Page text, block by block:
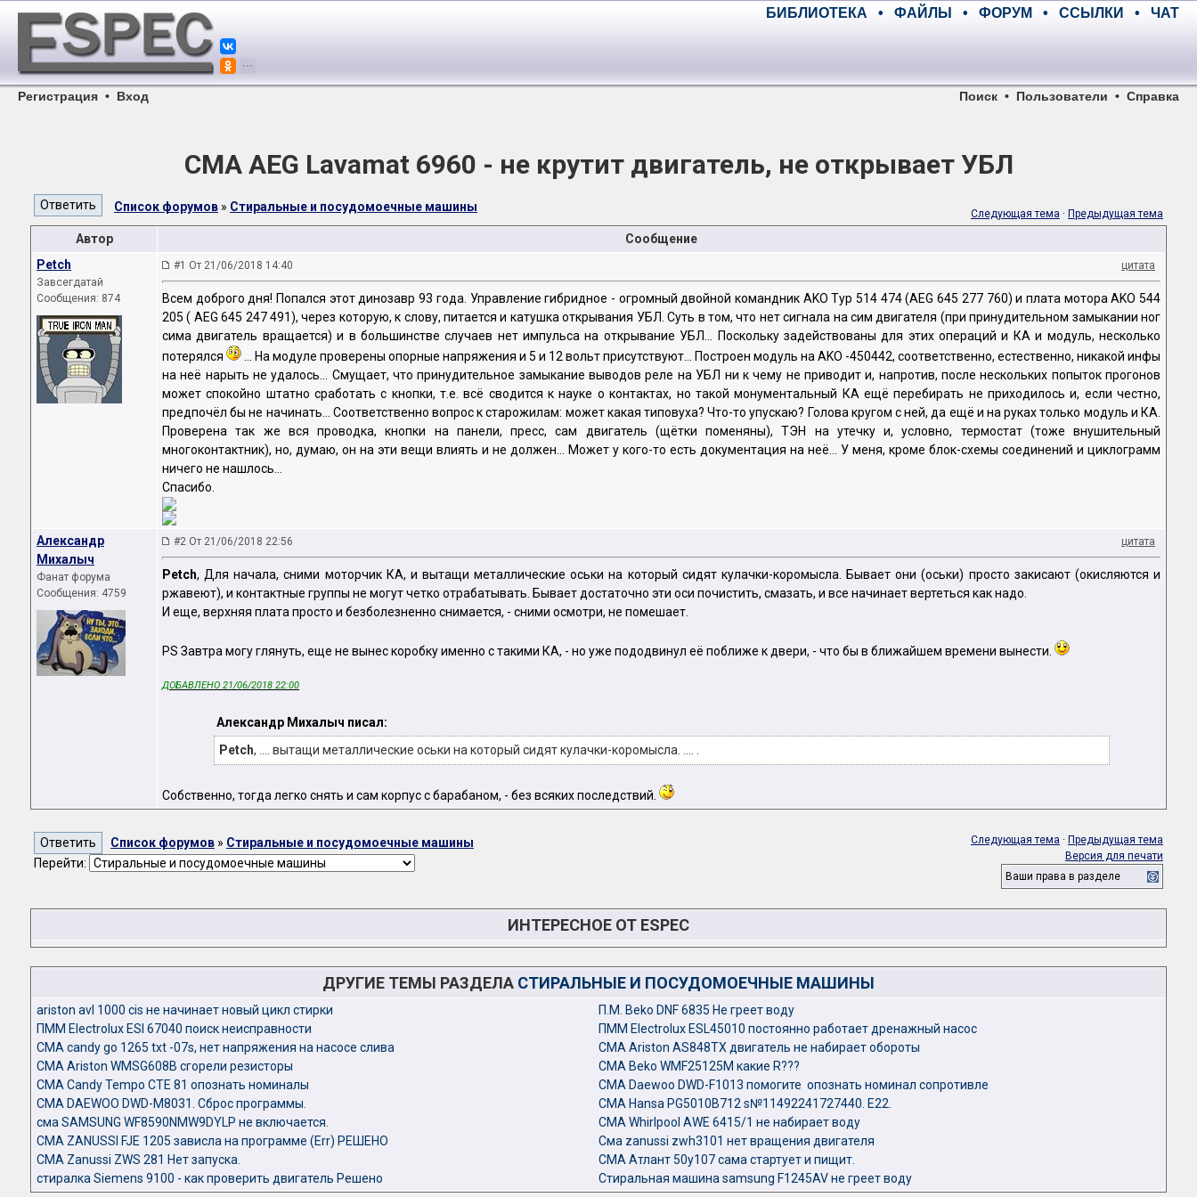
БИБЛИОТЕКА • ФАЙЛЫ • ФОРУМ • ССЫЛКИ • ЧАТ
Регистрация • Вход Поиск • Пользователи • Справка
СМА AEG Lavamat 6960 - не крутит двигатель, не открывает УБЛ
Список форумов » Стиральные и посудомоечные машины Следующая тема · Предыдущая тема
Автор
Сообщение
Petch
Завсегдатай
Сообщения: 874
#1 От 21/06/2018 14:40 цитата
Всем доброго дня! Попался этот динозавр 93 года. Управление гибридное - огромный двойной командник AKO Typ 514 474 (AEG 645 277 760) и плата мотора AKO 544
205 ( AEG 645 247 491), через которую, к слову, питается и катушка открывания УБЛ. Суть в том, что нет сигнала на сим двигателя (при принудительном замыкании ног
сима двигатель вращается) и в большинстве случаев нет импульса на открывание УБЛ... Поскольку задействованы для этих операций и КА и модуль, несколько
потерялся
... На модуле проверены опорные напряжения и 5 и 12 вольт присутствуют... Построен модуль на AKO -450442, соответственно, естественно, никакой инфы
на неё нарыть не удалось... Смущает, что принудительное замыкание выводов реле на УБЛ ни к чему не приводит и, напротив, после нескольких попыток прогонов
может спокойно штатно сработать с кнопки, т.е. всё сводится к науке о контактах, но такой монументальный КА ещё перебирать не приходилось и, если честно,
предпочёл бы не начинать... Соответственно вопрос к старожилам: может какая типовуха? Что-то упускаю? Голова кругом с ней, да ещё и на руках только модуль и КА.
Проверена так же вся проводка, кнопки на панели, пресс, сам двигатель (щётки поменяны), ТЭН на утечку и, условно, термостат (тоже внушительный
многоконтактник), но, думаю, он на эти вещи влиять и не должен... Может у кого-то есть документация на неё... У меня, кроме блок-схемы соединений и циклограмм
ничего не нашлось...
Спасибо.
Александр
Михалыч
Фанат форума
Сообщения: 4759
#2 От 21/06/2018 22:56 цитата
Petch, Для начала, сними моторчик КА, и вытащи металлические оськи на который сидят кулачки-коромысла. Бывает они (оськи) просто закисают (окисляются и
ржавеют), и контактные группы не могут четко отрабатывать. Бывает достаточно эти оси почистить, смазать, и все начинает вертеться как надо.
И еще, верхняя плата просто и безболезненно снимается, - сними осмотри, не помешает.
PS Завтра могу глянуть, еще не вынес коробку именно с такими КА, - но уже пододвинул её поближе к двери, - что бы в ближайшем времени вынести.
ДОБАВЛЕНО 21/06/2018 22:00
Александр Михалыч писал:
Petch, .... вытащи металлические оськи на который сидят кулачки-коромысла. .... .
Собственно, тогда легко снять и сам корпус с барабаном, - без всяких последствий.
Список форумов » Стиральные и посудомоечные машины
Перейти:
Следующая тема · Предыдущая тема
Версия для печати
Ваши права в разделе
ИНТЕРЕСНОЕ ОТ ESPEC
ДРУГИЕ ТЕМЫ РАЗДЕЛА СТИРАЛЬНЫЕ И ПОСУДОМОЕЧНЫЕ МАШИНЫ
ariston avl 1000 cis не начинает новый цикл стирки
П.М. Beko DNF 6835 Не греет воду
ПММ Electrolux ESI 67040 поиск неисправности
ПММ Electrolux ESL45010 постоянно работает дренажный насос
СМА candy go 1265 txt -07s, нет напряжения на насосе слива
СМА Ariston AS848TX двигатель не набирает обороты
СМА Ariston WMSG608B сгорели резисторы
СМА Beko WMF25125M какие R???
СМА Candy Tempo CTE 81 опознать номиналы
СМА Daewoo DWD-F1013 помогите ­ опознать номинал сопротивле
СМА DAEWOO DWD-M8031. Сброс программы.
СМА Hansa PG5010B712 s№11492241727440. Е22.
сма SAMSUNG WF8590NMW9DYLP не включается.
СМА Whirlpool AWE 6415/1 не набирает воду
СМА ZANUSSI FJE 1205 зависла на программе (Err) РЕШЕНО
Сма zanussi zwh3101 нет вращения двигателя
СМА Zanussi ZWS 281 Нет запуска.
СМА Атлант 50у107 сама стартует и пищит.
стиралка Siemens 9100 - как проверить двигатель Решено
Стиральная машина samsung F1245AV не греет воду